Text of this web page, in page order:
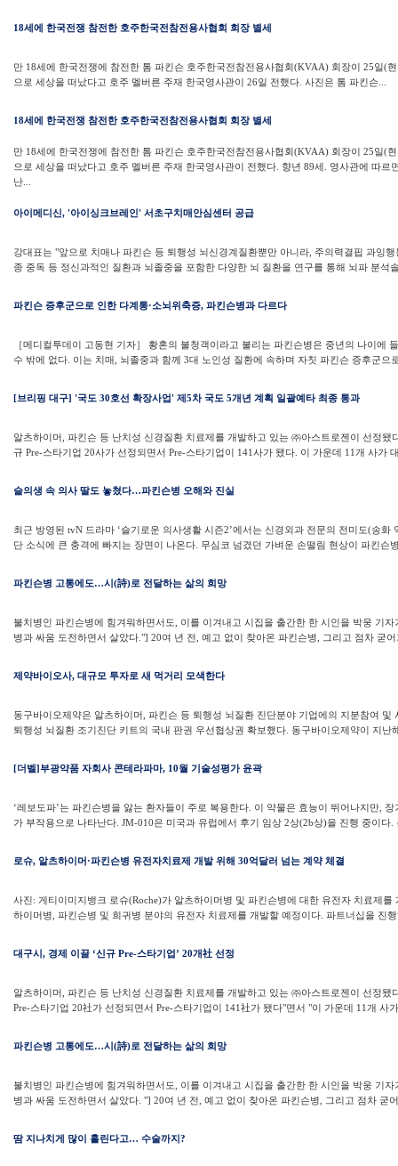
18세에 한국전쟁 참전한 호주한국전참전용사협회 회장 별세
만 18세에 한국전쟁에 참전한 톰 파킨슨 호주한국전참전용사협회(KVAA) 회장이 25일(
으로 세상을 떠났다고 호주 멜버른 주재 한국영사관이 26일 전했다. 사진은 톰 파킨슨...
18세에 한국전쟁 참전한 호주한국전참전용사협회 회장 별세
만 18세에 한국전쟁에 참전한 톰 파킨슨 호주한국전참전용사협회(KVAA) 회장이 25일(
으로 세상을 떠났다고 호주 멜버른 주재 한국영사관이 전했다. 향년 89세. 영사관에 따르
난...
아이메디신, '아이싱크브레인' 서초구치매안심센터 공급
강대표는 "앞으로 치매나 파킨슨 등 퇴행성 뇌신경계질환뿐만 아니라, 주의력결핍 과잉
종 중독 등 정신과적인 질환과 뇌졸중을 포함한 다양한 뇌 질환을 연구를 통해 뇌파 분석
파킨슨 증후군으로 인한 다계통·소뇌위축증, 파킨슨병과 다르다
［메디컬투데이 고동현 기자］ 황혼의 불청객이라고 불리는 파킨슨병은 중년의 나이에
수 밖에 없다. 이는 치매, 뇌졸중과 함께 3대 노인성 질환에 속하며 자칫 파킨슨 증후군으
[브리핑 대구] '국도 30호선 확장사업' 제5차 국도 5개년 계획 일괄예타 최종 통과
알츠하이머, 파킨슨 등 난치성 신경질환 치료제를 개발하고 있는 ㈜아스트로젠이 선정됐
규 Pre-스타기업 20사가 선정되면서 Pre-스타기업이 141사가 됐다. 이 가운데 11개 사가
슬의생 속 의사 딸도 놓쳤다…파킨슨병 오해와 진실
최근 방영된 tvN 드라마 ‘슬기로운 의사생활 시즌2’에서는 신경외과 전문의 전미도(송화
단 소식에 큰 충격에 빠지는 장면이 나온다. 무심코 넘겼던 가벼운 손떨림 현상이 파킨슨
파킨슨병 고통에도…시(詩)로 전달하는 삶의 희망
불치병인 파킨슨병에 힘겨워하면서도, 이를 이겨내고 시집을 출간한 한 시인을 박웅 기
병과 싸움 도전하면서 살았다."] 20여 년 전, 예고 없이 찾아온 파킨슨병, 그리고 점차 굳
제약바이오사, 대규모 투자로 새 먹거리 모색한다
동구바이오제약은 알츠하이머, 파킨슨 등 퇴행성 뇌질환 진단분야 기업에의 지분참여 및
퇴행성 뇌질환 조기진단 키트의 국내 판권 우선협상권 확보했다. 동구바이오제약이 지난
[더벨]부광약품 자회사 콘테라파마, 10월 기술성평가 윤곽
‘레보도파’는 파킨슨병을 앓는 환자들이 주로 복용한다. 이 약물은 효능이 뛰어나지만,
가 부작용으로 나타난다. JM-010은 미국과 유럽에서 후기 임상 2상(2b상)을 진행 중이다.
로슈, 알츠하이머·파킨슨병 유전자치료제 개발 위해 30억달러 넘는 계약 체결
사진: 게티이미지뱅크 로슈(Roche)가 알츠하이머병 및 파킨슨병에 대한 유전자 치료제를
하이머병, 파킨슨병 및 희귀병 분야의 유전자 치료제를 개발할 예정이다. 파트너십을 진
대구시, 경제 이끌 ‘신규 Pre-스타기업’ 20개社 선정
알츠하이머, 파킨슨 등 난치성 신경질환 치료제를 개발하고 있는 ㈜아스트로젠이 선정됐
Pre-스타기업 20社가 선정되면서 Pre-스타기업이 141社가 됐다"면서 "이 가운데 11개 사
파킨슨병 고통에도…시(詩)로 전달하는 삶의 희망
불치병인 파킨슨병에 힘겨워하면서도, 이를 이겨내고 시집을 출간한 한 시인을 박웅 기
병과 싸움 도전하면서 살았다. "] 20여 년 전, 예고 없이 찾아온 파킨슨병, 그리고 점차 굳
땀 지나치게 많이 흘린다고… 수술까지?